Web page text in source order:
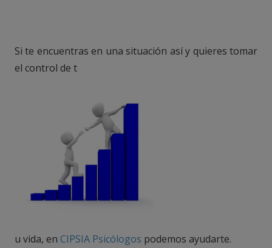
Si te encuentras en una situación así y quieres tomar
el control de t
u vida, en CIPSIA Psicólogos podemos ayudarte.